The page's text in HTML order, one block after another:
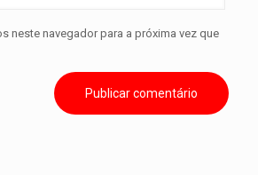
neste navegador para a próxima vez que